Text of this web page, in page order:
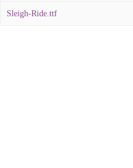
Sleigh-Ride.ttf